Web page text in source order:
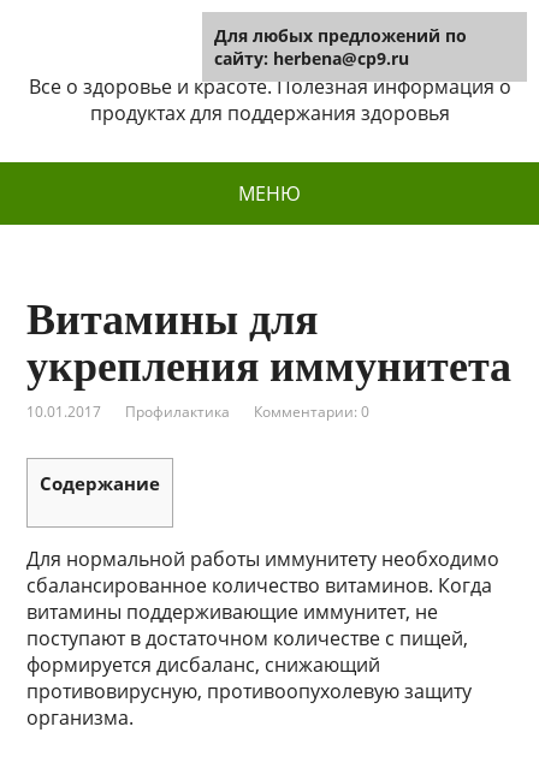
Herbena
Все о здоровье и красоте. Полезная информация о
продуктах для поддержания здоровья
МЕНЮ
Витамины для
укрепления иммунитета
10.01.2017 Профилактика Комментарии: 0
Содержание
Для нормальной работы иммунитету необходимо
сбалансированное количество витаминов. Когда
витамины поддерживающие иммунитет, не
поступают в достаточном количестве с пищей,
формируется дисбаланс, снижающий
противовирусную, противоопухолевую защиту
организма.
Для любых предложений по
сайту: herbena@cp9.ru